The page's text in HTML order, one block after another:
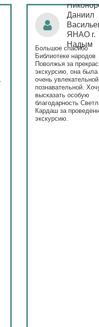
Даниил
ЯНАО г.
Надым
Большое спасибо
Библиотеке народов
Поволжья за
экскурсию, она была
очень
познавательной.
высказать особую
благодарность
Кардаш за
экскурсию.